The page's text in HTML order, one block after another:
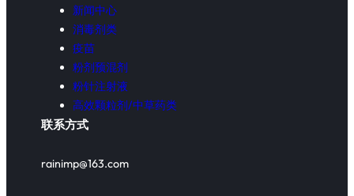
新闻中心
消毒剂类
疫苗
粉剂预混剂
粉针注射液
高效颗粒剂/中草药类
联系方式
rainimp@163.com